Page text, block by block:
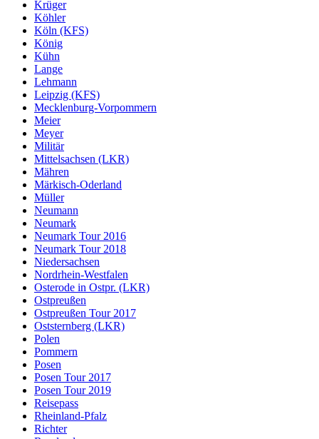
Krüger
Köhler
Köln (KFS)
König
Kühn
Lange
Lehmann
Leipzig (KFS)
Mecklenburg-Vorpommern
Meier
Meyer
Militär
Mittelsachsen (LKR)
Mähren
Märkisch-Oderland
Müller
Neumann
Neumark
Neumark Tour 2016
Neumark Tour 2018
Niedersachsen
Nordrhein-Westfalen
Osterode in Ostpr. (LKR)
Ostpreußen
Ostpreußen Tour 2017
Oststernberg (LKR)
Polen
Pommern
Posen
Posen Tour 2017
Posen Tour 2019
Reisepass
Rheinland-Pfalz
Richter